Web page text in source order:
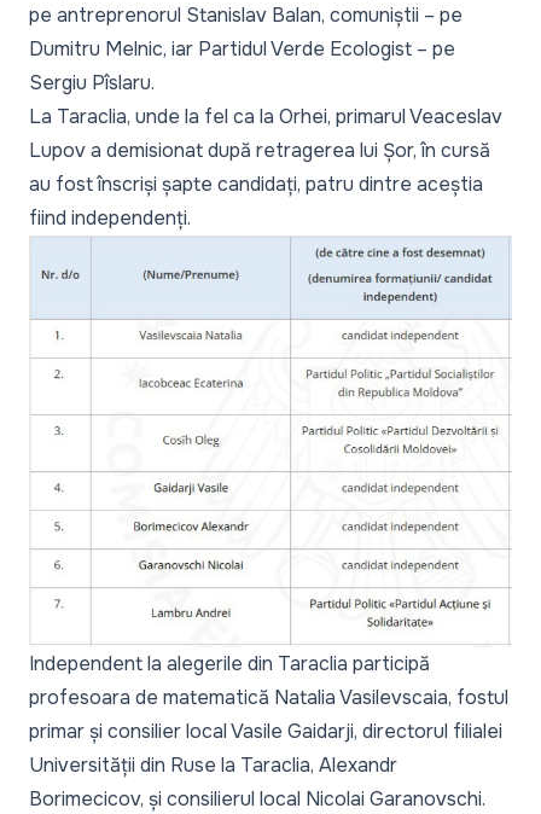
pe antreprenorul Stanislav Balan, comuniștii – pe
Dumitru Melnic, iar Partidul Verde Ecologist – pe
Sergiu Pîslaru.
La Taraclia, unde la fel ca la Orhei, primarul Veaceslav
Lupov a demisionat după retragerea lui Șor, în cursă
au fost înscriși șapte candidați, patru dintre aceștia
fiind independenți.
Independent la alegerile din Taraclia participă
profesoara de matematică Natalia Vasilevscaia, fostul
primar și consilier local Vasile Gaidarji, directorul filialei
Universității din Ruse la Taraclia, Alexandr
Borimecicov, și consilierul local Nicolai Garanovschi.